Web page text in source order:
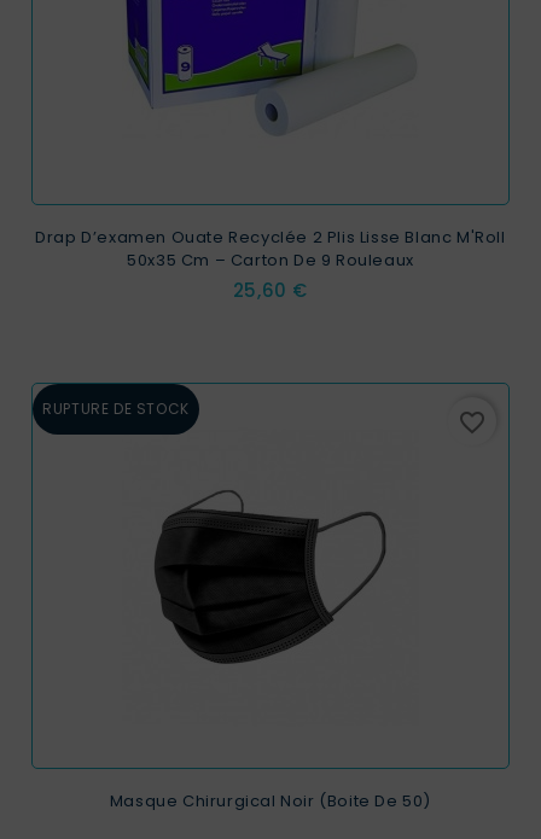
Drap D’examen Ouate Recyclée 2 Plis Lisse Blanc M'Roll
50x35 Cm – Carton De 9 Rouleaux
Prix
25,60 €
RUPTURE DE STOCK favorite_border
Masque Chirurgical Noir (Boite De 50)